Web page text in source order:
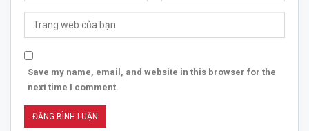
Save my name, email, and website in this browser for the
next time I comment.